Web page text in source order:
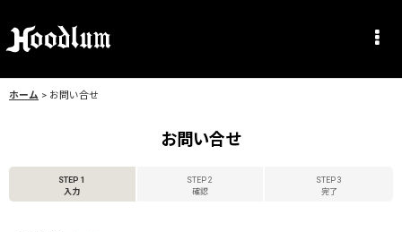
ホーム > お問い合せ
お問い合せ
STEP 1
入力
STEP 2
確認
STEP 3
完了